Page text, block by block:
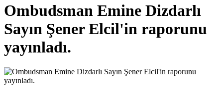
Ombudsman Emine Dizdarlı
Sayın Şener Elcil'in raporunu
yayınladı.